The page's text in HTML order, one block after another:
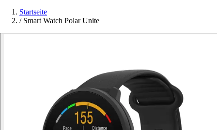
Startseite
/ Smart Watch Polar Unite